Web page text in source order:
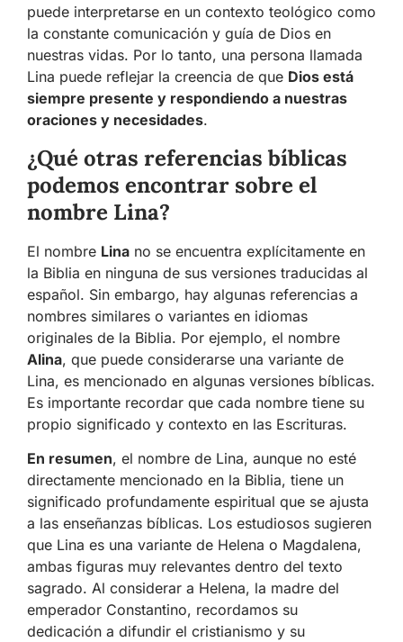
puede interpretarse en un contexto teológico como
la constante comunicación y guía de Dios en
nuestras vidas. Por lo tanto, una persona llamada
Lina puede reflejar la creencia de que Dios está
siempre presente y respondiendo a nuestras
oraciones y necesidades.
¿Qué otras referencias bíblicas
podemos encontrar sobre el
nombre Lina?
El nombre Lina no se encuentra explícitamente en
la Biblia en ninguna de sus versiones traducidas al
español. Sin embargo, hay algunas referencias a
nombres similares o variantes en idiomas
originales de la Biblia. Por ejemplo, el nombre
Alina, que puede considerarse una variante de
Lina, es mencionado en algunas versiones bíblicas.
Es importante recordar que cada nombre tiene su
propio significado y contexto en las Escrituras.
En resumen, el nombre de Lina, aunque no esté
directamente mencionado en la Biblia, tiene un
significado profundamente espiritual que se ajusta
a las enseñanzas bíblicas. Los estudiosos sugieren
que Lina es una variante de Helena o Magdalena,
ambas figuras muy relevantes dentro del texto
sagrado. Al considerar a Helena, la madre del
emperador Constantino, recordamos su
dedicación a difundir el cristianismo y su